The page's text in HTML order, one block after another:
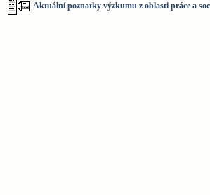
Aktuální poznatky výzkumu z oblasti práce a